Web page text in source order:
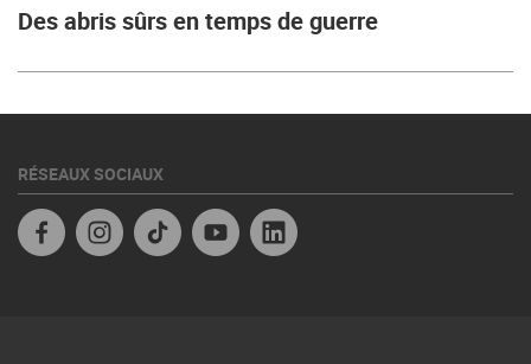
Des abris sûrs en temps de guerre
RÉSEAUX SOCIAUX
FacebookInstagramTikTok YouTube